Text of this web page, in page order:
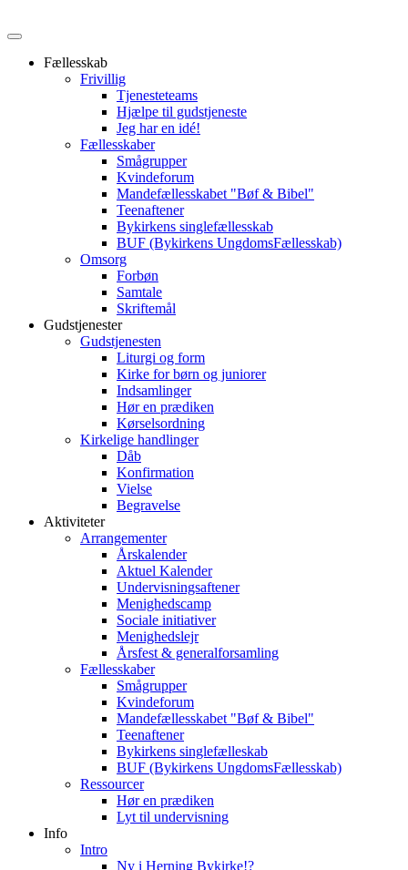
Fællesskab
Frivillig
Tjenesteteams
Hjælpe til gudstjeneste
Jeg har en idé!
Fællesskaber
Smågrupper
Kvindeforum
Mandefællesskabet "Bøf & Bibel"
Teenaftener
Bykirkens singlefællesskab
BUF (Bykirkens UngdomsFællesskab)
Omsorg
Forbøn
Samtale
Skriftemål
Gudstjenester
Gudstjenesten
Liturgi og form
Kirke for børn og juniorer
Indsamlinger
Hør en prædiken
Kørselsordning
Kirkelige handlinger
Dåb
Konfirmation
Vielse
Begravelse
Aktiviteter
Arrangementer
Årskalender
Aktuel Kalender
Undervisningsaftener
Menighedscamp
Sociale initiativer
Menighedslejr
Årsfest & generalforsamling
Fællesskaber
Smågrupper
Kvindeforum
Mandefællesskabet "Bøf & Bibel"
Teenaftener
Bykirkens singlefælleskab
BUF (Bykirkens UngdomsFællesskab)
Ressourcer
Hør en prædiken
Lyt til undervisning
Info
Intro
Ny i Herning Bykirke!?